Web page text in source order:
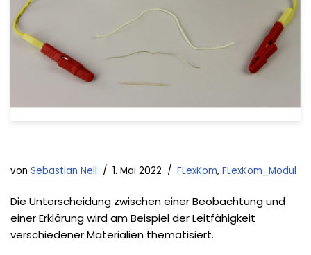
von Sebastian Nell 1. Mai 2022 FLexKom, FLexKom_Modul
Die Unterscheidung zwischen einer Beobachtung und
einer Erklärung wird am Beispiel der Leitfähigkeit
verschiedener Materialien thematisiert.